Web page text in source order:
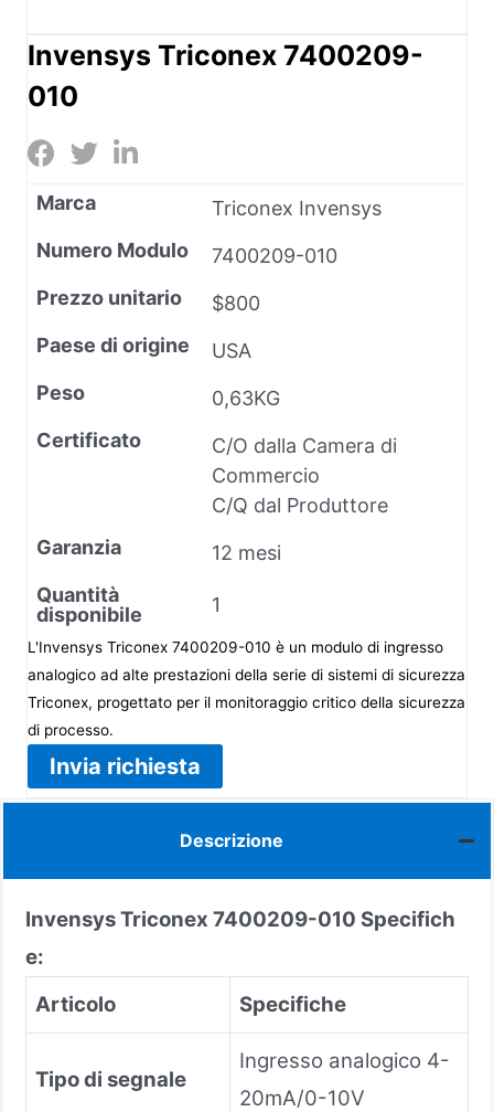
Invensys Triconex 7400209-
010
Marca
Triconex Invensys
Numero Modulo
7400209-010
Prezzo unitario
$800
Paese di origine
USA
Peso
0,63KG
Certificato
C/O dalla Camera di
Commercio
C/Q dal Produttore
Garanzia
12 mesi
Quantità
disponibile
1
L'Invensys Triconex 7400209-010 è un modulo di ingresso
analogico ad alte prestazioni della serie di sistemi di sicurezza
Triconex, progettato per il monitoraggio critico della sicurezza
di processo.
Invia richiesta
Descrizione
Invensys Triconex 7400209-010 Specifich
e:
Articolo
Specifiche
Tipo di segnale
Ingresso analogico 4-
20mA/0-10V